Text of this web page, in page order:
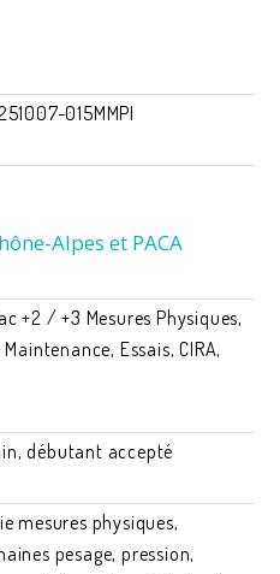
015MMPI
Alpes et PACA
+2 / +3 Mesures Physiques,
Essais, CIRA,
débutant accepté
mesures physiques,
pesage, pression,